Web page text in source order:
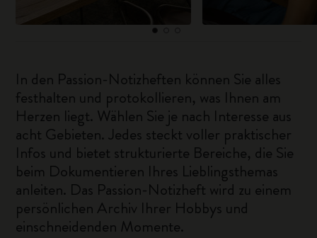
In den Passion-Notizheften können Sie alles
festhalten und protokollieren, was Ihnen am
Herzen liegt. Wählen Sie je nach Interesse aus
acht Gebieten. Jedes steckt voller praktischer
Infos und bietet strukturierte Bereiche, die Sie
beim Dokumentieren Ihres Lieblingsthemas
anleiten. Das Passion-Notizheft wird zu einem
persönlichen Archiv Ihrer Hobbys und
einschneidenden Momente.